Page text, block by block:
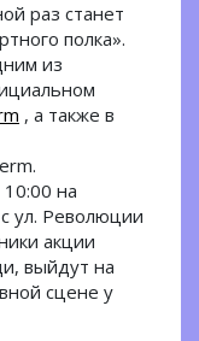
раз станет
полка».
из
, а также в
на
ул. Революции
акции
выйдут на
сцене у